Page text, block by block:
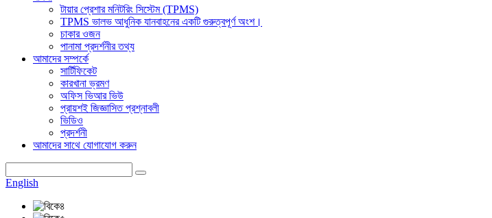
টায়ার প্রেশার মনিটরিং সিস্টেম (TPMS)
TPMS ভালভ আধুনিক যানবাহনের একটি গুরুত্বপূর্ণ অংশ।
চাকার ওজন
পানামা প্রদর্শনীর তথ্য
আমাদের সম্পর্কে
সার্টিফিকেট
কারখানা ভ্রমণ
অফিস ভিআর ভিউ
প্রায়শই জিজ্ঞাসিত প্রশ্নাবলী
ভিডিও
প্রদর্শনী
আমাদের সাথে যোগাযোগ করুন
English